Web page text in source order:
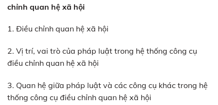
chỉnh quan hệ xã hội
1. Điều chỉnh quan hệ xã hội
2. Vị trí, vai trò của pháp luật trong hệ thống công cụ
điều chỉnh quan hệ xã hội
3. Quan hệ giữa pháp luật và các công cụ khác trong hệ
thống công cụ điều chỉnh quan hệ xã hội